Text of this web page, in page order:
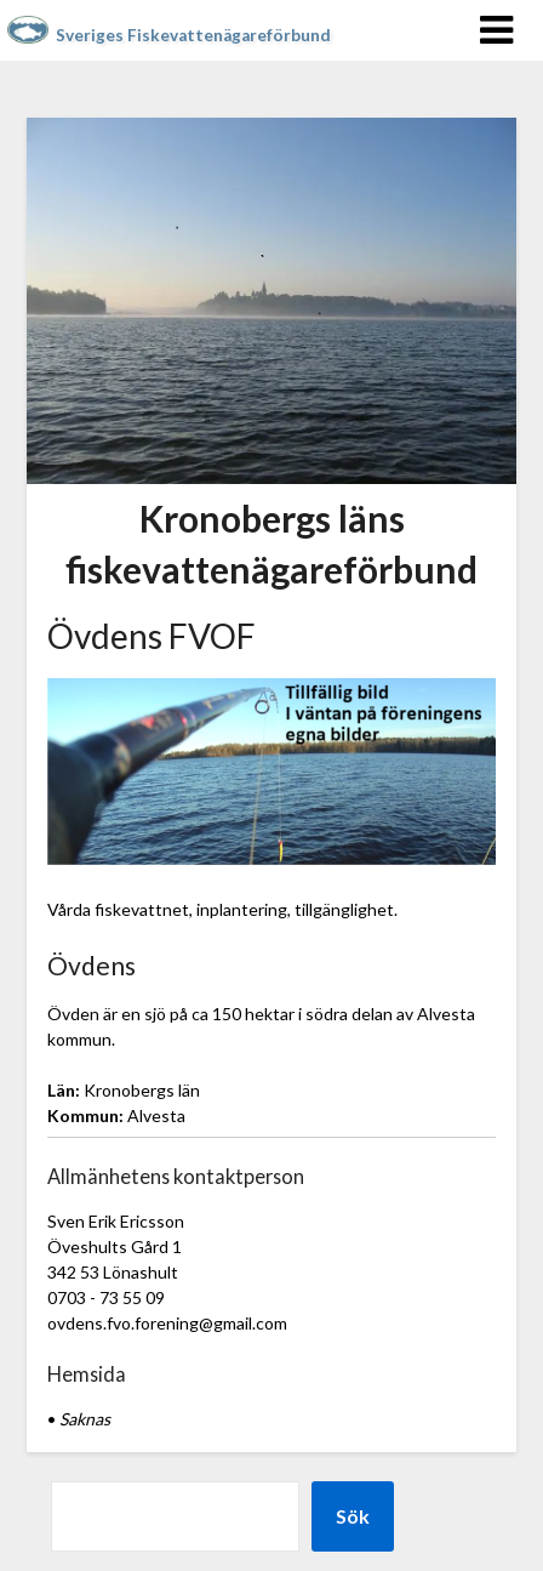
Sveriges Fiskevattenägareförbund
Kronobergs läns
fiskevattenägareförbund
Övdens FVOF
Vårda fiskevattnet, inplantering, tillgänglighet.
Övdens
Övden är en sjö på ca 150 hektar i södra delan av Alvesta
kommun.
Län: Kronobergs län
Kommun: Alvesta
Allmänhetens kontaktperson
Sven Erik Ericsson
Öveshults Gård 1
342 53 Lönashult
0703 - 73 55 09
ovdens.fvo.forening@gmail.com
Hemsida
• Saknas
Sök